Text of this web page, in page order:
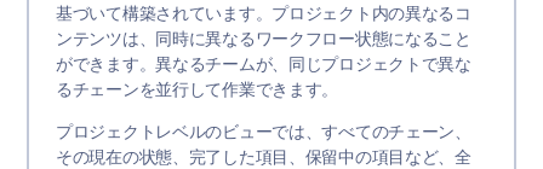
基づいて構築されています。プロジェクト内の異なるコ
ンテンツは、同時に異なるワークフロー状態になること
ができます。異なるチームが、同じプロジェクトで異な
るチェーンを並行して作業できます。
プロジェクトレベルのビューでは、すべてのチェーン、
その現在の状態、完了した項目、保留中の項目など、全